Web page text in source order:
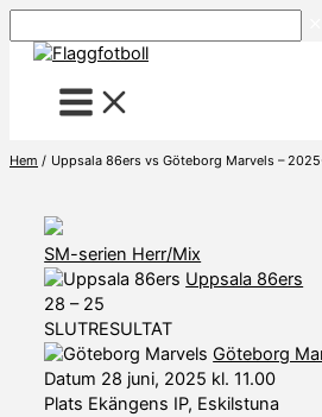
till
Hem Uppsala 86ers vs Göteborg Marvels –
SM-serien Herr/Mix
Uppsala 86ers
28 – 25
SLUTRESULTAT
Göteborg
Datum 28 juni, 2025 kl. 11.00
Plats Ekängens IP, Eskilstuna